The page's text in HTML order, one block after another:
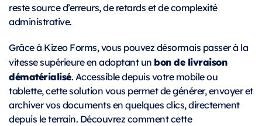
reste source d’erreurs, de retards et de complexité
administrative.
Grâce à Kizeo Forms, vous pouvez désormais passer à la
vitesse supérieure en adoptant un bon de livraison
dématérialisé. Accessible depuis votre mobile ou
tablette, cette solution vous permet de générer, envoyer et
archiver vos documents en quelques clics, directement
depuis le terrain. Découvrez comment cette